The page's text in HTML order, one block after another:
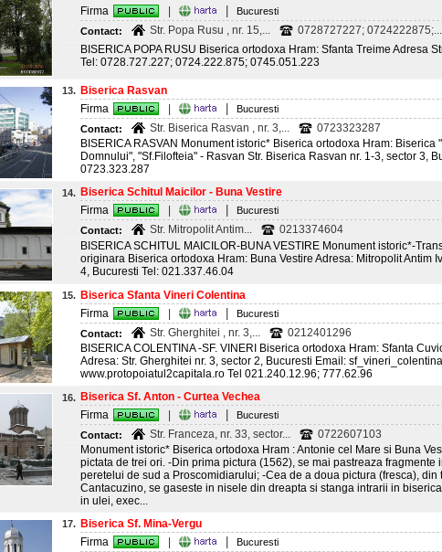
Firma
Bucuresti
Contact:
Str. Popa Rusu , nr. 15,...
0728727227; 0724222875;...
BISERICA POPA RUSU Biserica ortodoxa Hram: Sfanta Treime Adresa
Tel: 0728.727.227; 0724.222.875; 0745.051.223
13. Biserica Rasvan
Firma
Bucuresti
Contact:
Str. Biserica Rasvan , nr. 3,...
0723323287
BISERICA RASVAN Monument istoric* Biserica ortodoxa Hram: Biserica
Domnului", "Sf.Filofteia" - Rasvan Str. Biserica Rasvan nr. 1-3, sector 3,
0723.323.287
14. Biserica Schitul Maicilor - Buna Vestire
Firma
Bucuresti
Contact:
Str. Mitropolit Antim...
0213374604
BISERICA SCHITUL MAICILOR-BUNA VESTIRE Monument istoric*-
originara Biserica ortodoxa Hram: Buna Vestire Adresa: Mitropolit Antim
4, Bucuresti Tel: 021.337.46.04
15. Biserica Sfanta Vineri Colentina
Firma
Bucuresti
Contact:
Str. Gherghitei , nr. 3,...
0212401296
BISERICA COLENTINA -SF. VINERI Biserica ortodoxa Hram: Sfanta
Adresa: Str. Gherghitei nr. 3, sector 2, Bucuresti Email:
www.protopoiatul2capitala.ro Tel 021.240.12.96; 777.62.96
16. Biserica Sf. Anton - Curtea Vechea
Firma
Bucuresti
Contact:
Str. Franceza, nr. 33, sector...
0722607103
Monument istoric* Biserica ortodoxa Hram : Antonie cel Mare si Buna
pictata de trei ori. -Din prima pictura (1562), se mai pastreaza fragmente
peretelui de sud a Proscomidiarului; -Cea de a doua pictura (fresca), din
Cantacuzino, se gaseste in nisele din dreapta si stanga intrarii in
in ulei, exec...
17. Biserica Sf. Mina-Vergu
Firma
Bucuresti